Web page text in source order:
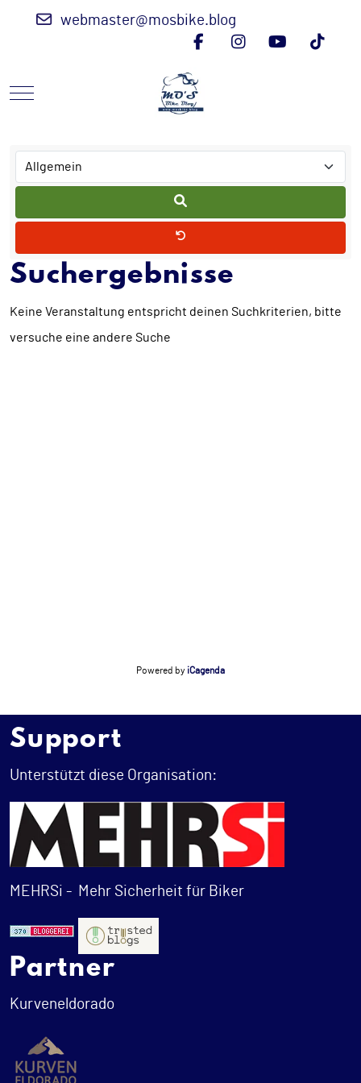
webmaster@mosbike.blog
Mobile Menu Toggle
Suchergebnisse
Keine Veranstaltung entspricht deinen Suchkriterien, bitte
versuche eine andere Suche
Powered by iCagenda
Support
Unterstützt diese Organisation:
MEHRSi - Mehr Sicherheit für Biker
Partner
Kurveneldorado